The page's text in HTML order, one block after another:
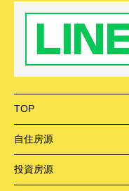
TOP
自住房源
投資房源